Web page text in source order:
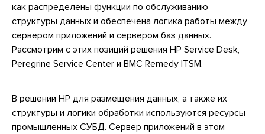
как распределены функции по обслуживанию
структуры данных и обеспечена логика работы между
сервером приложений и сервером баз данных.
Рассмотрим с этих позиций решения HP Service Desk,
Peregrine Service Center и BMC Remedy ITSM.
В решении НР для размещения данных, а также их
структуры и логики обработки используются ресурсы
промышленных СУБД. Сервер приложений в этом